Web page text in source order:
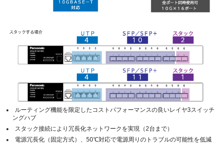
ルーティング機能を限定したコストパフォーマンスの良いレイヤ3スイッチ
ングハブ
スタック接続により冗長化ネットワークを実現（2台まで）
電源冗長化（固定方式）、50℃対応で電源周りのトラブルの可能性を低減